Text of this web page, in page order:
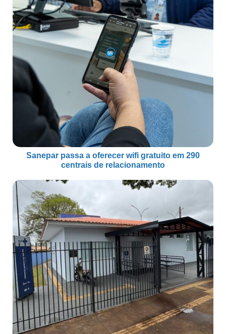
Sanepar passa a oferecer wifi gratuito em 290
centrais de relacionamento